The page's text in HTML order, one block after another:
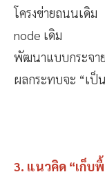
โครงข่ายถนนเดิม
node เดิม
พัฒนาแบบกระจาย
ผลกระทบจะ “เป็
3. แนวคิด “เก็บ